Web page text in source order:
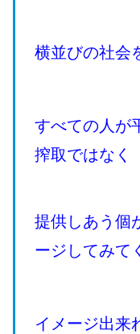
横並びの社会
すべての人が
搾取ではなく
提供しあう個
ージしてみて
イメージ出来